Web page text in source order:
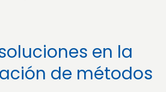
en la
de métodos